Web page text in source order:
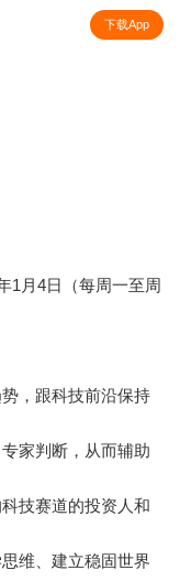
下载App
1月4日（每周一至周
，跟科技前沿保持
家判断，从而辅助
技赛道的投资人和
维、建立稳固世界